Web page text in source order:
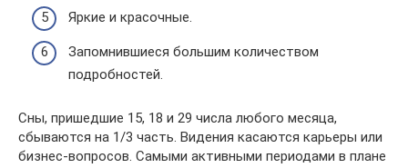
Яркие и красочные.
Запомнившиеся большим количеством
подробностей.
Сны, пришедшие 15, 18 и 29 числа любого месяца,
сбываются на 1/3 часть. Видения касаются карьеры или
бизнес-вопросов. Самыми активными периодами в плане